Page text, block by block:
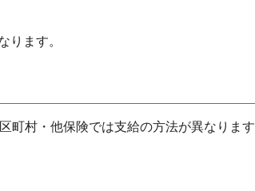
ります。
町村・他保険では支給の方法が異なります